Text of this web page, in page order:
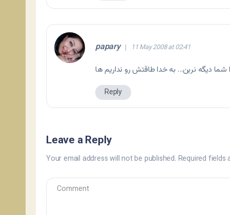
papary 11 May 2008 at 02:41
شما دیگه نرین… به خدا طاقتش رو نداریم ها
Reply
Leave a Reply
Your email address will not be published. Required fields